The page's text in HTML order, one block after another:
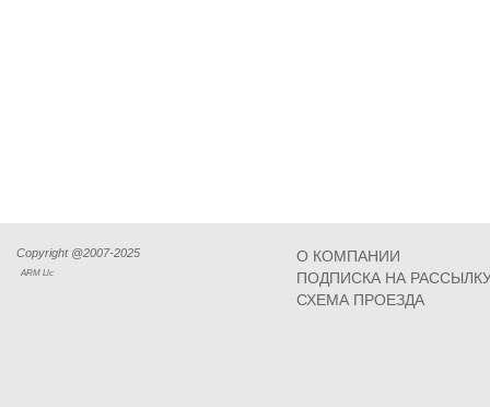
Copyright @2007-2025
ARM Llc
О КОМПАНИИ
ПОДПИСКА НА
СХЕМА ПРОЕЗДА